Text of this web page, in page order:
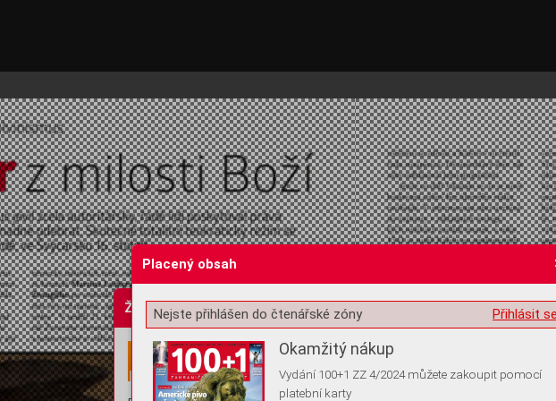
Žádost o souhlas s ukládáním volitelných informací
Placený obsah
Přihlásit
Nejste přihlášen do čtenářské zóny
Okamžitý nákup
Vydání 100+1 ZZ 4/2024 můžete zakoupit pomocí
platební karty